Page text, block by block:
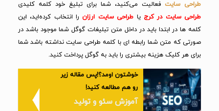
طراحی سایت فعالیت می‌کنید، شما برای تبلیغ خود کلمه کلیدی
طراحی سایت در کرج یا طراحی سایت ارزانرا انتخاب کرده‌اید، این
کلمه ها در ابتدا باید در داخل متن تبلیغات گوگل شما موجود باشد در
صورتی که متن شما رابطه ای با کلمه طراحی سایت نداشته باشد شما
برای هر کلیک هزینه بیشتری را باید به گوگل پرداخت کنید.
خوشتون اومد؟!پس مقاله زیر
رو هم مطالعه کنید!
آموزش سئو و تولید